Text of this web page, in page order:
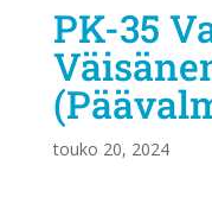
PK-35
touko 20, 2024